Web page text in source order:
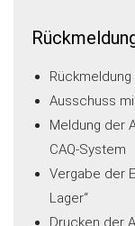
Ausschuss
Meldung der
CAQ-System
Vergabe der
Lager“
Drucken der